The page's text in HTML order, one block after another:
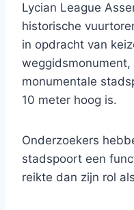
Lycian League
historische
in opdracht van
monumentale
10 meter hoog is.
Onderzoekers
stadspoort een
reikte dan zijn rol